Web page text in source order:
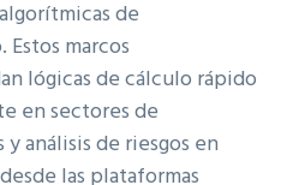
de
Estos marcos
lógicas de cálculo rápido
en sectores de
análisis de riesgos en
las plataformas